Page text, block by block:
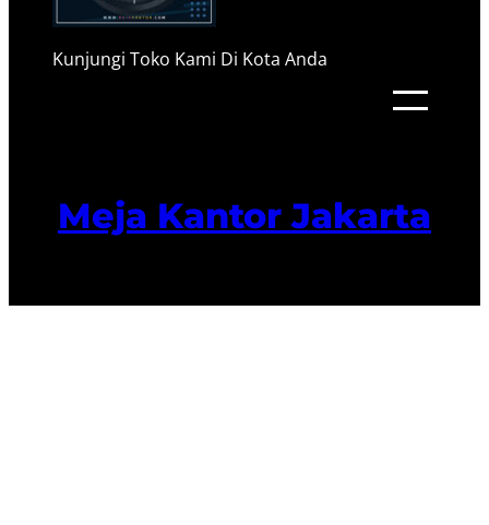
Kunjungi Toko Kami Di Kota Anda
Meja Kantor Jakarta